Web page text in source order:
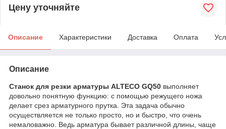
Цену уточняйте
Описание Характеристики Доставка Оплата
Описание
Станок для резки арматуры ALTECO GQ50 выполняет
довольно понятную функцию: с помощью режущего ножа
делает срез арматурного прутка. Эта задача обычно
осуществляется не только просто, но и быстро, что очень
немаловажно. Ведь арматура бывает различной длины, чаще